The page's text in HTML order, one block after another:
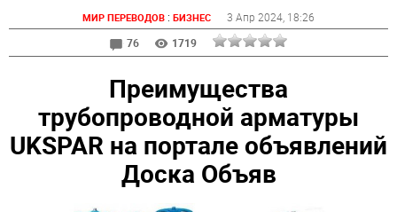
МИР ПЕРЕВОДОВ : БИЗНЕС 3 Апр 2024 , 18:26
76
1719
Преимущества
трубопроводной арматуры
UKSPAR на портале объявлений
Доска Объяв